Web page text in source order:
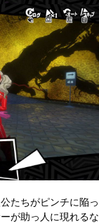
たちがピンチに陥っ
が助っ人に現れるな